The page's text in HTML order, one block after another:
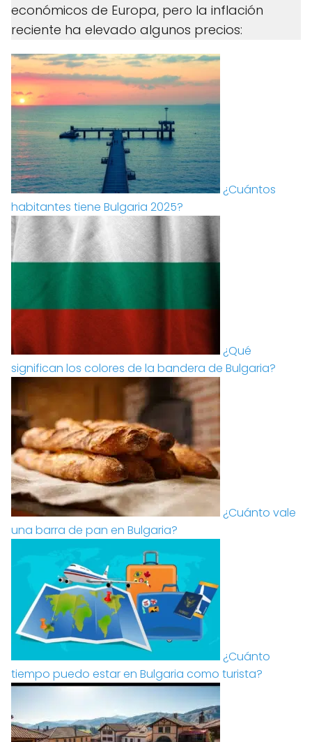
económicos de Europa, pero la inflación
reciente ha elevado algunos precios:
¿Cuántos
habitantes tiene Bulgaria 2025?
¿Qué
significan los colores de la bandera de Bulgaria?
¿Cuánto vale
una barra de pan en Bulgaria?
¿Cuánto
tiempo puedo estar en Bulgaria como turista?